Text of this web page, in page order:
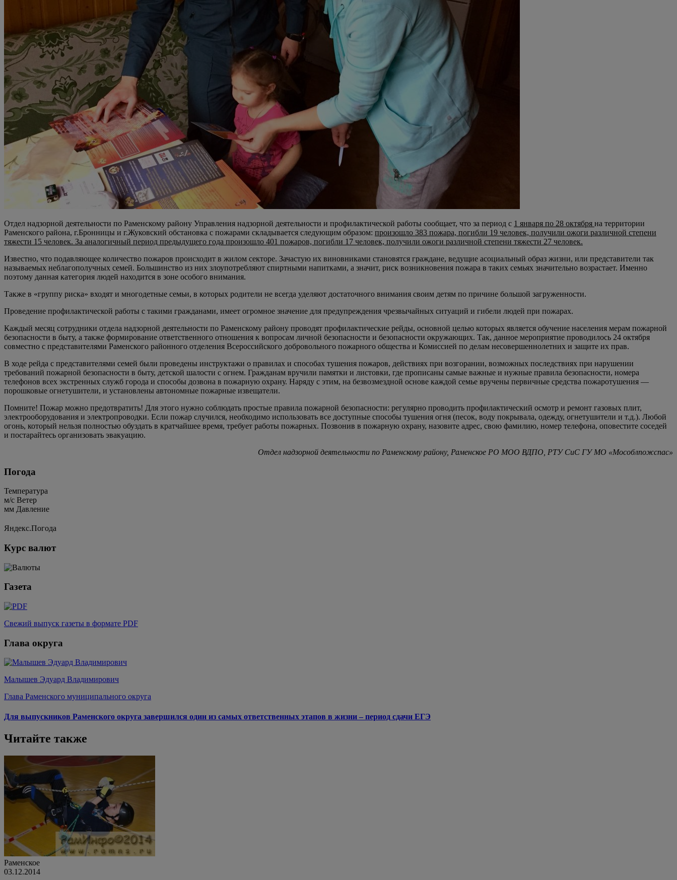
Отдел надзорной деятельности по Раменскому району Управления надзорной деятельности и профилактической работы сообщает, что за период с 1 января по 28 октября на территории
Раменского района, г.Бронницы и г.Жуковский обстановка с пожарами складывается следующим образом: произошло 383 пожара, погибли 19 человек, получили ожоги различной степени
тяжести 15 человек. За аналогичный период предыдущего года произошло 401 пожаров, погибли 17 человек, получили ожоги различной степени тяжести 27 человек.
Известно, что подавляющее количество пожаров происходит в жилом секторе. Зачастую их виновниками становятся граждане, ведущие асоциальный образ жизни, или представители так
называемых неблагополучных семей. Большинство из них злоупотребляют спиртными напитками, а значит, риск возникновения пожара в таких семьях значительно возрастает. Именно
поэтому данная категория людей находится в зоне особого внимания.
Также в «группу риска» входят и многодетные семьи, в которых родители не всегда уделяют достаточного внимания своим детям по причине большой загруженности.
Проведение профилактической работы с такими гражданами, имеет огромное значение для предупреждения чрезвычайных ситуаций и гибели людей при пожарах.
Каждый месяц сотрудники отдела надзорной деятельности по Раменскому району проводят профилактические рейды, основной целью которых является обучение населения мерам пожарной
безопасности в быту, а также формирование ответственного отношения к вопросам личной безопасности и безопасности окружающих. Так, данное мероприятие проводилось 24 октября
совместно с представителями Раменского районного отделения Всероссийского добровольного пожарного общества и Комиссией по делам несовершеннолетних и защите их прав.
В ходе рейда с представителями семей были проведены инструктажи о правилах и способах тушения пожаров, действиях при возгорании, возможных последствиях при нарушении
требований пожарной безопасности в быту, детской шалости с огнем. Гражданам вручили памятки и листовки, где прописаны самые важные и нужные правила безопасности, номера
телефонов всех экстренных служб города и способы дозвона в пожарную охрану. Наряду с этим, на безвозмездной основе каждой семье вручены первичные средства пожаротушения —
порошковые огнетушители, и установлены автономные пожарные извещатели.
Помните! Пожар можно предотвратить! Для этого нужно соблюдать простые правила пожарной безопасности: регулярно проводить профилактический осмотр и ремонт газовых плит,
электрооборудования и электропроводки. Если пожар случился, необходимо использовать все доступные способы тушения огня (песок, воду покрывала, одежду, огнетушители и т.д.). Любой
огонь, который нельзя полностью обуздать в кратчайшее время, требует работы пожарных. Позвонив в пожарную охрану, назовите адрес, свою фамилию, номер телефона, оповестите соседей
и постарайтесь организовать эвакуацию.
Отдел надзорной деятельности по Раменскому району, Раменское РО МОО ВДПО, РТУ СиС ГУ МО «Мособлпожспас»
Погода
Температура
м/c Ветер
мм Давление
Яндекс.Погода
Курс валют
Газета
Свежий выпуск газеты в формате PDF
Глава округа
Малышев Эдуард Владимирович
Глава Раменского муниципального округа
Для выпускников Раменского округа завершился один из самых ответственных этапов в жизни – период сдачи ЕГЭ
Читайте также
Раменское
03.12.2014